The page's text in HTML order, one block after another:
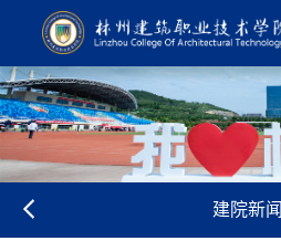
建院新闻